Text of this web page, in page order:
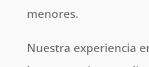
menores.
Nuestra experiencia